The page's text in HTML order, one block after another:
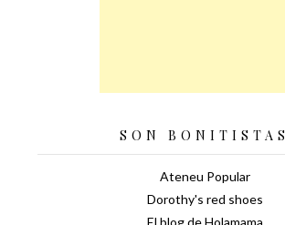
SON BONITISTAS
Ateneu Popular
Dorothy's red shoes